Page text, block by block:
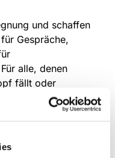
und schaffen
Gespräche,
alle, denen
fällt oder
ist nicht